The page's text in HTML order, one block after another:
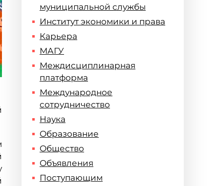
муниципальной службы
Институт экономики и права
Карьера
МАГУ
Междисциплинарная
платформа
Международное
сотрудничество
Наука
Образование
Общество
Объявления
Поступающим